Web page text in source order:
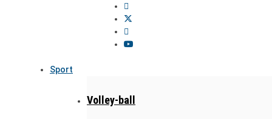
Sport
Volley-ball